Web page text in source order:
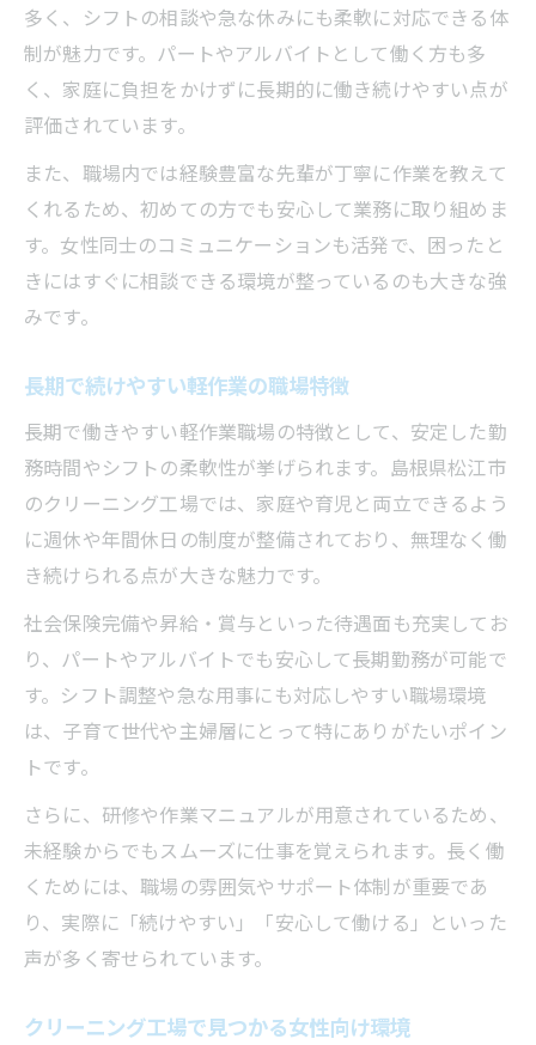
多く、シフトの相談や急な休みにも柔軟に対応できる体
制が魅力です。パートやアルバイトとして働く方も多
く、家庭に負担をかけずに長期的に働き続けやすい点が
評価されています。
また、職場内では経験豊富な先輩が丁寧に作業を教えて
くれるため、初めての方でも安心して業務に取り組めま
す。女性同士のコミュニケーションも活発で、困ったと
きにはすぐに相談できる環境が整っているのも大きな強
みです。
長期で続けやすい軽作業の職場特徴
長期で働きやすい軽作業職場の特徴として、安定した勤
務時間やシフトの柔軟性が挙げられます。島根県松江市
のクリーニング工場では、家庭や育児と両立できるよう
に週休や年間休日の制度が整備されており、無理なく働
き続けられる点が大きな魅力です。
社会保険完備や昇給・賞与といった待遇面も充実してお
り、パートやアルバイトでも安心して長期勤務が可能で
す。シフト調整や急な用事にも対応しやすい職場環境
は、子育て世代や主婦層にとって特にありがたいポイン
トです。
さらに、研修や作業マニュアルが用意されているため、
未経験からでもスムーズに仕事を覚えられます。長く働
くためには、職場の雰囲気やサポート体制が重要であ
り、実際に「続けやすい」「安心して働ける」といった
声が多く寄せられています。
クリーニング工場で見つかる女性向け環境